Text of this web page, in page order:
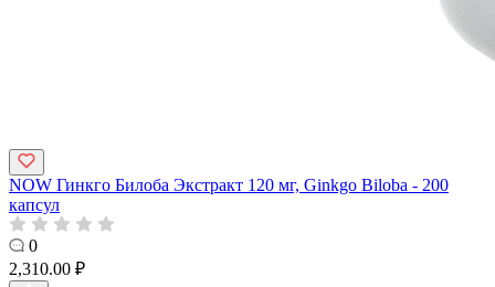
NOW Гинкго Билоба Экстракт 120 мг, Ginkgo Biloba - 200
капсул
0
2,310.00 ₽